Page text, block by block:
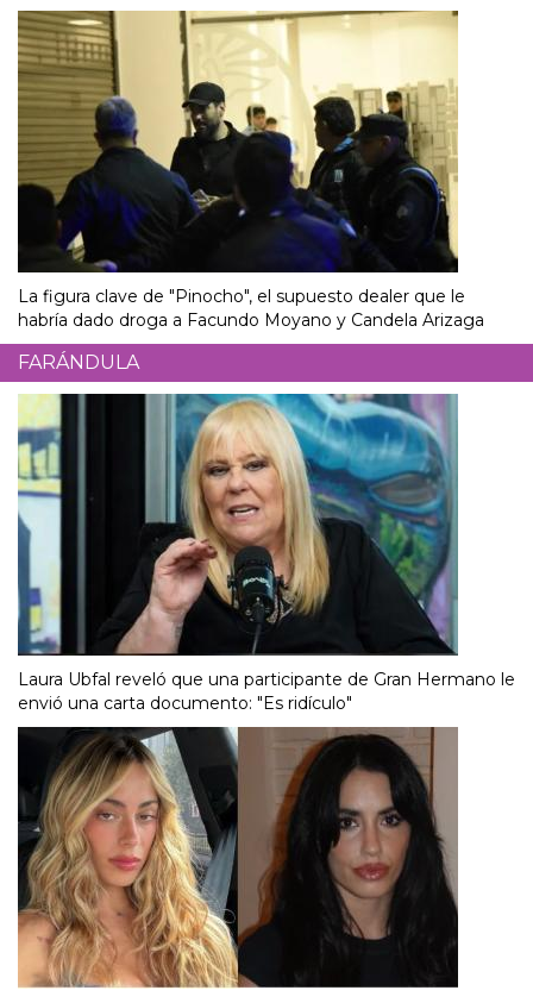
La figura clave de "Pinocho", el supuesto dealer que le
habría dado droga a Facundo Moyano y Candela Arizaga
FARÁNDULA
Laura Ubfal reveló que una participante de Gran Hermano le
envió una carta documento: "Es ridículo"